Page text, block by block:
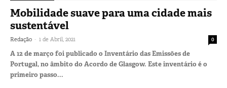
Mobilidade suave para uma cidade mais
sustentável
Redação - 1 de Abril, 2021 0
A 12 de março foi publicado o Inventário das Emissões de
Portugal, no âmbito do Acordo de Glasgow. Este inventário é o
primeiro passo...